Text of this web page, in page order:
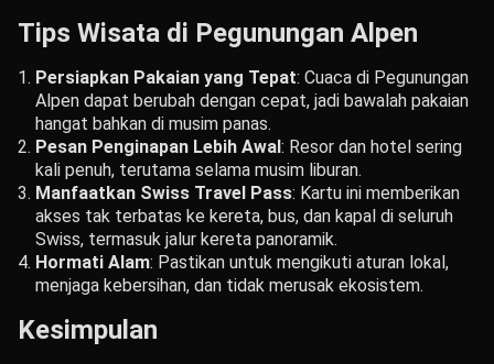
Tips Wisata di Pegunungan Alpen
Persiapkan Pakaian yang Tepat: Cuaca di Pegunungan
Alpen dapat berubah dengan cepat, jadi bawalah pakaian
hangat bahkan di musim panas.
Pesan Penginapan Lebih Awal : Resor dan hotel sering
kali penuh, terutama selama musim liburan.
Manfaatkan Swiss Travel Pass: Kartu ini memberikan
akses tak terbatas ke kereta, bus, dan kapal di seluruh
Swiss, termasuk jalur kereta panoramik.
Hormati Alam: Pastikan untuk mengikuti aturan lokal,
menjaga kebersihan, dan tidak merusak ekosistem.
Kesimpulan